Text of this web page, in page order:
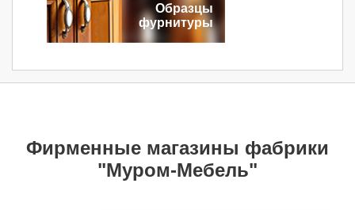
Образцы
фурнитуры
Фирменные магазины фабрики
"Муром-Мебель"